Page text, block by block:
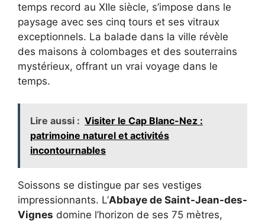
temps record au XIIe siècle, s’impose dans le
paysage avec ses cinq tours et ses vitraux
exceptionnels. La balade dans la ville révèle
des maisons à colombages et des souterrains
mystérieux, offrant un vrai voyage dans le
temps.
Lire aussi : Visiter le Cap Blanc-Nez :
patrimoine naturel et activités
incontournables
Soissons se distingue par ses vestiges
impressionnants. L’Abbaye de Saint-Jean-des-
Vignes domine l’horizon de ses 75 mètres,